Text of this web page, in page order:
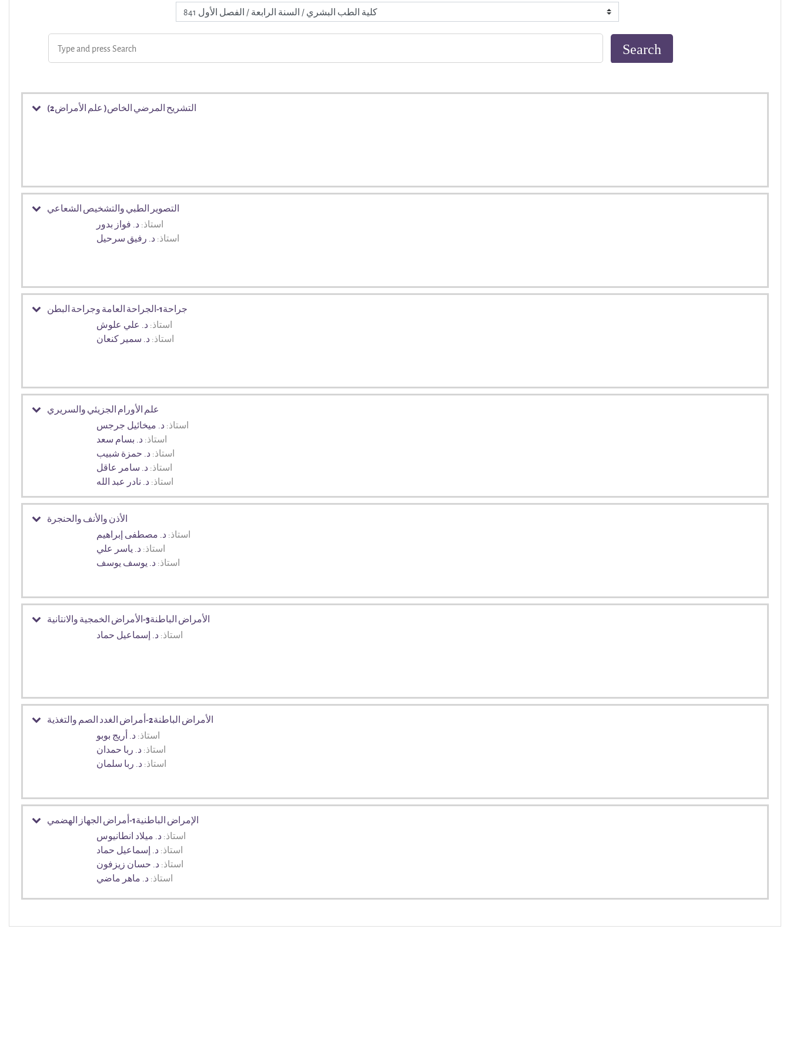
التشريح المرضي الخاص( علم الأمراض2)
التصوير الطبي والتشخيص الشعاعي
استاذ: د. فواز بدور
استاذ: د. رفيق سرحيل
جراحة1-الجراحة العامة وجراحة البطن
استاذ: د. علي علوش
استاذ: د. سمير كنعان
علم الأورام الجزيئي والسريري
استاذ: د. ميخائيل جرجس
استاذ: د. بسام سعد
استاذ: د. حمزة شبيب
استاذ: د. سامر عاقل
استاذ: د. نادر عبد الله
الأذن والأنف والحنجرة
استاذ: د. مصطفى إبراهيم
استاذ: د. ياسر علي
استاذ: د. يوسف يوسف
الأمراض الباطنة3-الأمراض الخمجية والانتانية
استاذ: د. إسماعيل حماد
الأمراض الباطنة2-أمراض الغدد الصم والتغذية
استاذ: د. أريج بوبو
استاذ: د. ربا حمدان
استاذ: د. ربا سلمان
الإمراض الباطنية1-أمراض الجهاز الهضمي
استاذ: د. ميلاد انطانيوس
استاذ: د. إسماعيل حماد
استاذ: د. حسان زيزفون
استاذ: د. ماهر ماضي